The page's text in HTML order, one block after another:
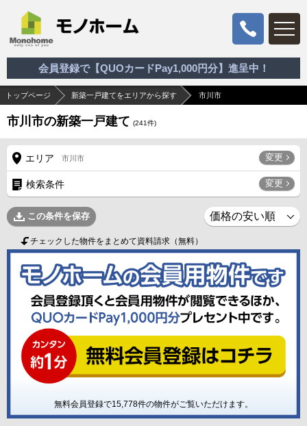
会員登録で【QUOカードPay1,000円分】進呈中！
トップページ 新築一戸建てをエリアから探す 市川市
市川市の新築一戸建て (241件)
エリア 市川市 変更
検索条件 変更
この条件を保存
チェックした物件をまとめて資料請求（無料）
無料会員登録で15,778件の物件がご覧いただけます。